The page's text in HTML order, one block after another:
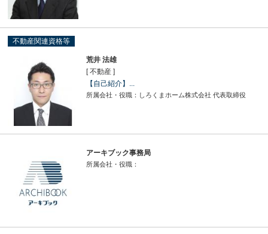
不動産関連資格等
荒井 法雄
[ 不動産 ]
【自己紹介】...
所属会社・役職：しろくまホーム株式会社 代表取締役
アーキブック事務局
所属会社・役職：